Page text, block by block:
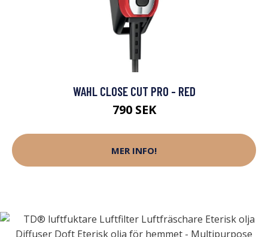
WAHL CLOSE CUT PRO - RED
790 SEK
MER INFO!